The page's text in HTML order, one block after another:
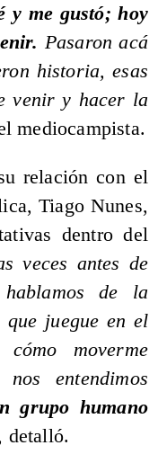
y me gustó; hoy
Pasaron acá
historia, esas
venir y hacer la
mediocampista.
relación con el
Tiago Nunes,
dentro del
veces antes de
de la
juegue en el
moverme
entendimos
grupo humano
detalló.